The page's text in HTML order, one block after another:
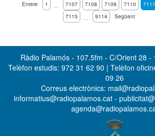
Enrere 1 … 7107 7108 7109 7110 7111
7115
… 9114 Següent
Ràdio Palamós - 107.5fm - C/Orient 28 -
Telèfon estudis: 972 31 62 90 | Telèfon
09 26
Correus electrònics:
informatius@radiopalamos.cat -